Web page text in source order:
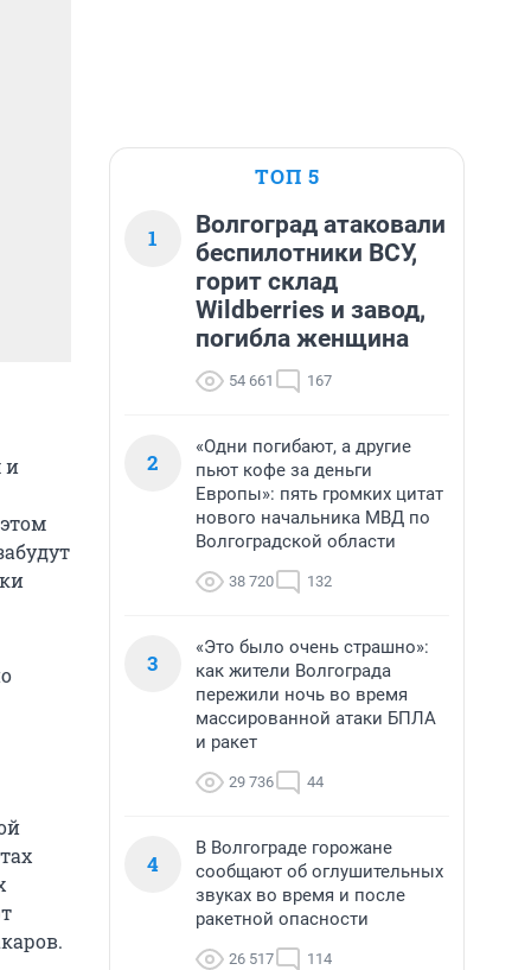
и
ТОП 5
1
Волгоград атаковали
беспилотники ВСУ,
горит склад
Wildberries и завод,
погибла женщина
54 661 167
2
«Одни погибают, а другие
пьют кофе за деньги
Европы»: пять громких цитат
нового начальника МВД по
Волгоградской области
38 720 132
3
«Это было очень страшно»:
как жители Волгограда
пережили ночь во время
массированной атаки БПЛА
и ракет
29 736 44
4
В Волгограде горожане
сообщают об оглушительных
звуках во время и после
ракетной опасности
26 517 114